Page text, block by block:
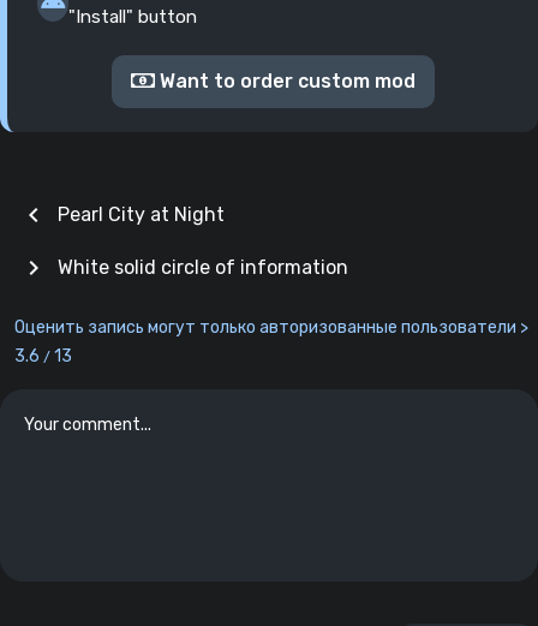
"Install" button
Want to order custom mod
chevron_left Pearl City at Night
White solid circle of information
chevron_right
Оценить запись могут только авторизованные пользователи >
3.6 / 13